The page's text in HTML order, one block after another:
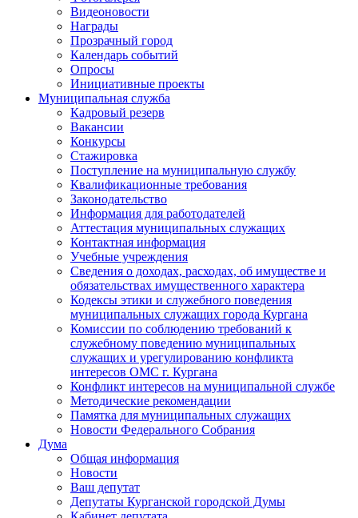
Видеоновости
Награды
Прозрачный город
Календарь событий
Опросы
Инициативные проекты
Муниципальная служба
Кадровый резерв
Вакансии
Конкурсы
Стажировка
Поступление на муниципальную службу
Квалификационные требования
Законодательство
Информация для работодателей
Аттестация муниципальных служащих
Контактная информация
Учебные учреждения
Сведения о доходах, расходах, об имуществе и
обязательствах имущественного характера
Кодексы этики и служебного поведения
муниципальных служащих города Кургана
Комиссии по соблюдению требований к
служебному поведению муниципальных
служащих и урегулированию конфликта
интересов ОМС г. Кургана
Конфликт интересов на муниципальной службе
Методические рекомендации
Памятка для муниципальных служащих
Новости Федерального Cобрания
Дума
Общая информация
Новости
Ваш депутат
Депутаты Курганской городской Думы